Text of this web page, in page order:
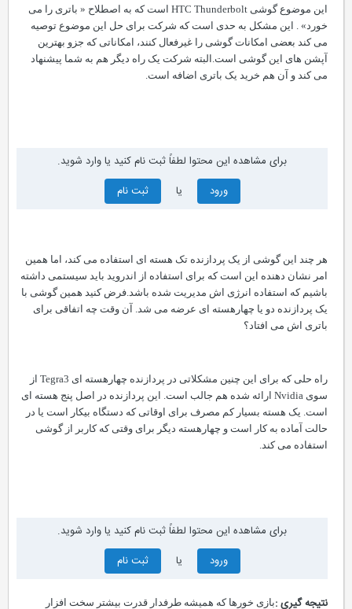
این موضوع گوشی HTC Thunderbolt است که به اصطلاح « باتری را می
خورد» . این مشکل به حدی است که شرکت برای حل این موضوع توصیه
می کند بعضی امکانات گوشی را غیرفعال کنند، امکاناتی که جزو بهترین
آپشن های این گوشی است.البته شرکت یک راه دیگر هم به شما پیشنهاد
می کند و آن هم خرید یک باتری اضافه است.
برای مشاهده این محتوا لطفاً ثبت نام کنید یا وارد شوید.
ورود
ثبت نام
هر چند این گوشی از یک پردازنده تک هسته ای استفاده می کند، اما همین
امر نشان دهنده این است که برای استفاده از اندروید باید سیستمی داشته
باشیم که استفاده انرژی اش مدیریت شده باشد.فرض کنید همین گوشی با
یک پردازنده دو یا چهارهسته ای عرضه می شد. آن وقت چه اتفاقی برای
باتری اش می افتاد؟
راه حلی که برای این چنین مشکلاتی در پردازنده چهارهسته ای Tegra3 از
سوی Nvidia ارائه شده هم جالب است. این پردازنده در اصل پنج هسته ای
است. یک هسته بسیار کم مصرف برای اوقاتی که دستگاه بیکار است یا در
حالت آماده به کار است و چهارهسته دیگر برای وقتی که کاربر از گوشی
استفاده می کند.
برای مشاهده این محتوا لطفاً ثبت نام کنید یا وارد شوید.
ورود
ثبت نام
نتیجه گیری :بازی خورها که همیشه طرفدار قدرت بیشتر سخت افزار